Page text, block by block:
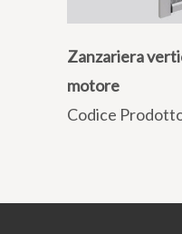
Zanzariera
motore
Codice